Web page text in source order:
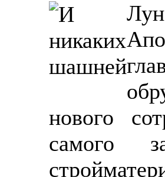
нового
самого